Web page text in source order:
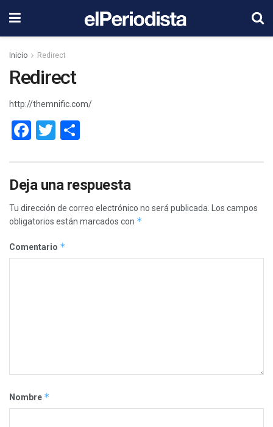
Inicio Redirect
Redirect
http://themnific.com/
Facebook
Twitter
Deja una respuesta
Tu dirección de correo electrónico no será publicada.
Los campos
obligatorios están marcados con *
Comentario *
Nombre *